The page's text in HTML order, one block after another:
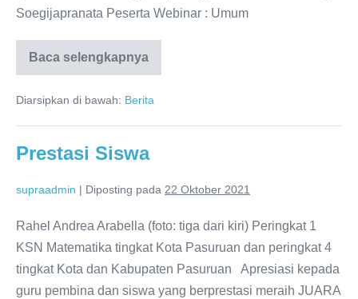
Soegijapranata Peserta Webinar : Umum
Baca selengkapnya
Galeri
Foto
Diarsipkan di bawah: Berita
Prestasi Siswa
supraadmin | Diposting pada 22 Oktober 2021
Rahel Andrea Arabella (foto: tiga dari kiri) Peringkat 1
KSN Matematika tingkat Kota Pasuruan dan peringkat 4
tingkat Kota dan Kabupaten Pasuruan Apresiasi kepada
guru pembina dan siswa yang berprestasi meraih JUARA